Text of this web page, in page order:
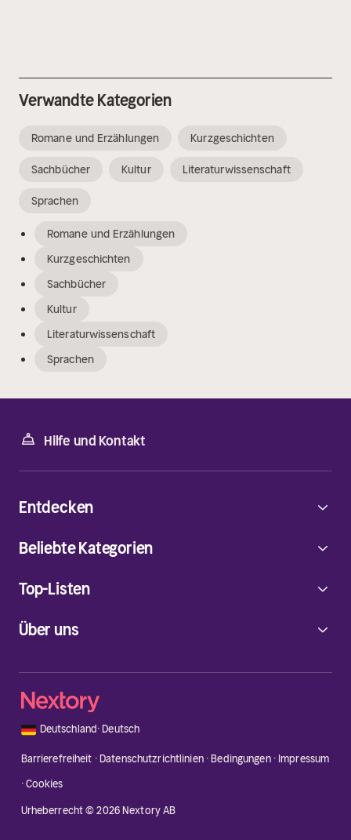
Verwandte Kategorien
Romane und Erzählungen Kurzgeschichten
Sachbücher Kultur Literaturwissenschaft
Sprachen
Romane und Erzählungen
Kurzgeschichten
Sachbücher
Kultur
Literaturwissenschaft
Sprachen
Hilfe und Kontakt
Über uns
Entdecken
Beliebte Kategorien
Top-Listen
🇩🇪 Deutschland·Deutsch
Barrierefreiheit ·Datenschutzrichtlinien·Bedingungen· Impressum
·Cookies
Urheberrecht © 2026 Nextory AB